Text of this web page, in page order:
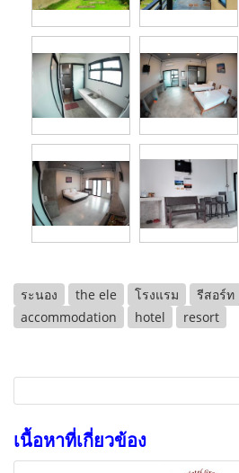
ระนอง the ele โรงแรม รีสอร์ท
accommodation
hotel resort
เนื้อหาที่เกี่ยวข้อง